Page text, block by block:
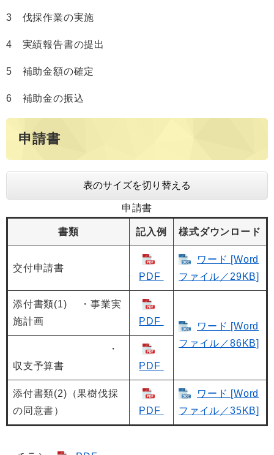
3 伐採作業の実施
4 実績報告書の提出
5 補助金額の確定
6 補助金の振込
申請書
表のサイズを切り替える
申請書
書類 記入例 様式ダウンロード
交付申請書
PDF
ワード [Word
ファイル／29KB]
添付書類(1) ・事業実
施計画
PDF
ワード [Word
ファイル／86KB]
・
収支予算書
PDF
添付書類(2)（果樹伐採
の同意書）
PDF
ワード [Word
ファイル／35KB]